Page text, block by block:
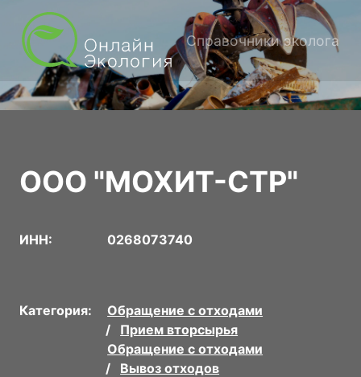
Справочники эколога
ООО "МОХИТ-СТР"
ИНН: 0268073740
Категория:
Обращение с отходами
Прием вторсырья
Обращение с отходами
Вывоз отходов